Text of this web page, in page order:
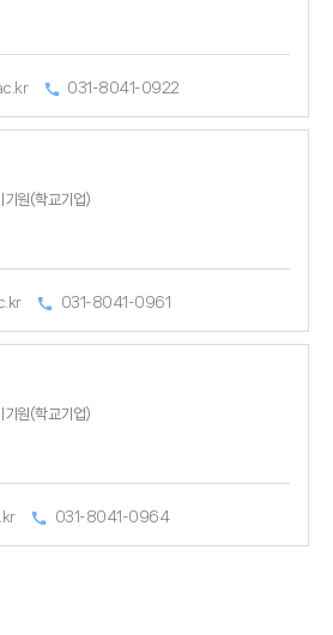
031-8041-0922
기원(학교기업)
031-8041-0961
기원(학교기업)
031-8041-0964